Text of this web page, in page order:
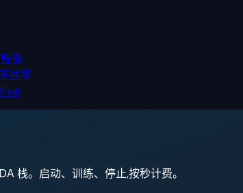
像
共享
栈。启动、训练、停止,按秒计费。